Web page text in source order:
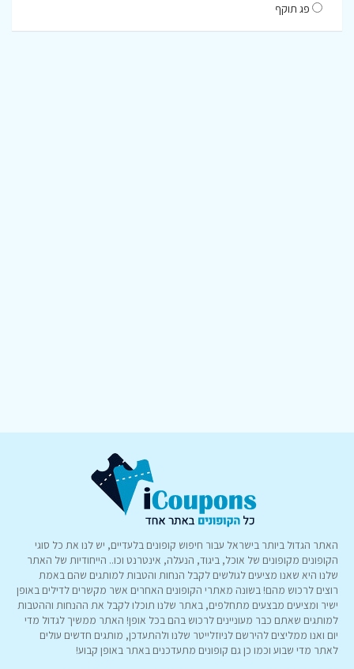
פג תוקף
האתר הגדול ביותר בישראל עבור חיפוש קופונים בלעדיים, יש לנו את כל סוגי
הקופונים מקופונים של אוכל, ביגוד, הנעלה, אינטרנט וכו.. הייחודיות של האתר
שלנו היא שאנו מציעים לגולשים לקבל הנחות והטבות למותגים שהם באמת
רוצים לרכוש מהם! בשונה מאתרי הקופונים האחרים אשר מקשרים לדילים באופן
ישיר ומציעים מבצעים מתחלפים, באתר שלנו תוכלו לקבל את ההנחות וההטבות
למותגים שאתם כבר מעוניינים לרכוש בהם בכל אופן! האתר ממשיך לגדול מדי
יום ואנו ממליצים להירשם לניוזלייטר שלנו ולהתעדכן, מותגים חדשים עולים
לאתר מדי שבוע וכמו כן גם קופונים מתעדכנים באתר באופן קבוע!